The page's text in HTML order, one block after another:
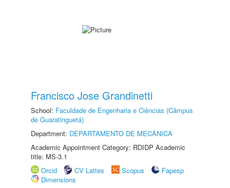
Francisco Jose Grandinetti
School: Faculdade de Engenharia e Ciências (Câmpus
de Guaratinguetá)
Department: DEPARTAMENTO DE MECÂNICA
Academic Appointment Category: RDIDP Academic
title: MS-3.1
Orcid
CV Lattes Scopus
Fapesp
Dimensions